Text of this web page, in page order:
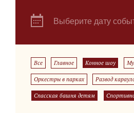
Выберите дату
Все Главное Конное шоу
Оркестры в парках Развод
Спасская башня детям